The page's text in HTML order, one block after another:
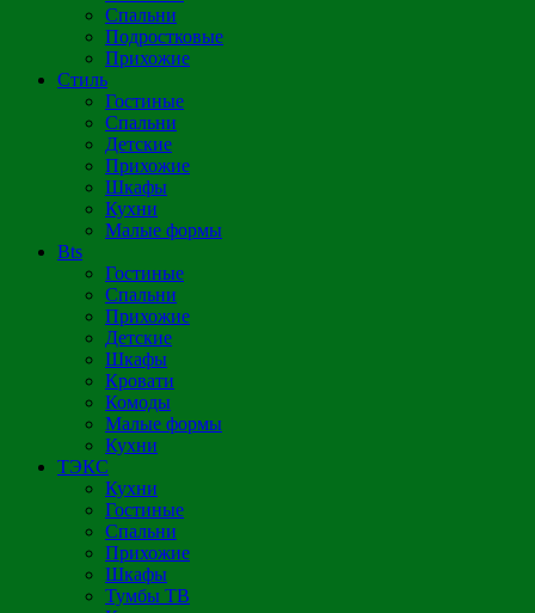
Спальни
Подростковые
Прихожие
Стиль
Гостиные
Спальни
Детские
Прихожие
Шкафы
Кухни
Малые формы
Bts
Гостиные
Спальни
Прихожие
Детские
Шкафы
Кровати
Комоды
Малые формы
Кухни
ТЭКС
Кухни
Гостиные
Спальни
Прихожие
Шкафы
Тумбы ТВ